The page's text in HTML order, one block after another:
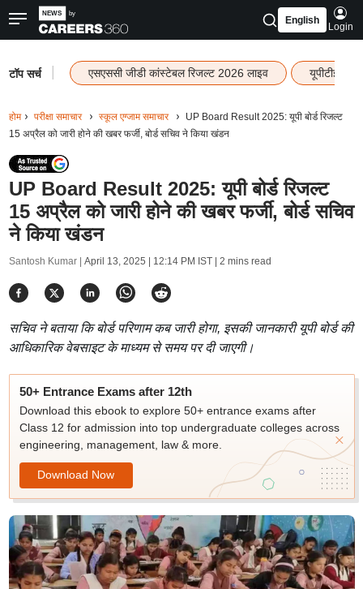
English
Login
टॉप सर्च एसएससी जीडी कांस्टेबल रिजल्ट 2026 लाइव यूपीटीईटी
होम परीक्षा समाचार स्कूल एग्जाम समाचार
UP Board Result 2025: यूपी बोर्ड रिजल्ट
15 अप्रैल को जारी होने की खबर फर्जी, बोर्ड सचिव ने किया खंडन
UP Board Result 2025: यूपी बोर्ड रिजल्ट
15 अप्रैल को जारी होने की खबर फर्जी, बोर्ड सचिव
ने किया खंडन
Santosh Kumar | April 13, 2025 | 12:14 PM IST| 2 mins read
सचिव ने बताया कि बोर्ड परिणाम कब जारी होगा, इसकी जानकारी यूपी बोर्ड की
आधिकारिक वेबसाइट के माध्यम से समय पर दी जाएगी।
50+ Entrance Exams after 12th
Download this ebook to explore 50+ entrance exams after
Class 12 for admission into top undergraduate colleges across
engineering, management, law & more.
Download Now